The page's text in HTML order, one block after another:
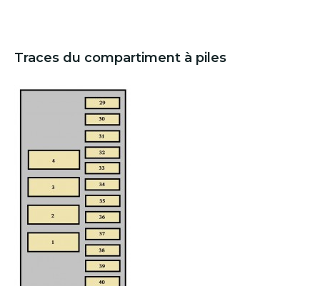
Traces du compartiment à piles